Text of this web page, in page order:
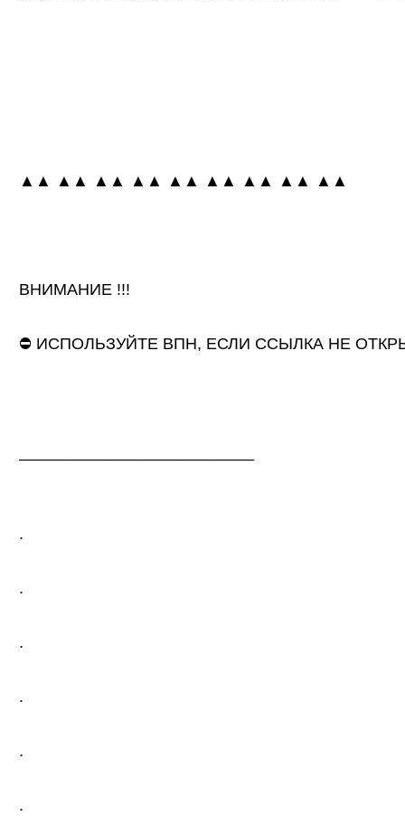
▲▲ ▲▲ ▲▲ ▲▲ ▲▲ ▲▲ ▲▲ ▲▲ ▲▲
ВНИМАНИЕ !!!
⛔ ИСПОЛЬЗУЙТЕ ВПН, ЕСЛИ ССЫЛКА НЕ
.
.
.
.
.
.